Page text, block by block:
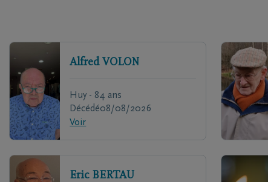
Alfred VOLON
Huy - 84 ans
Décédé08/08/2026
Voir
Eric BERTAU